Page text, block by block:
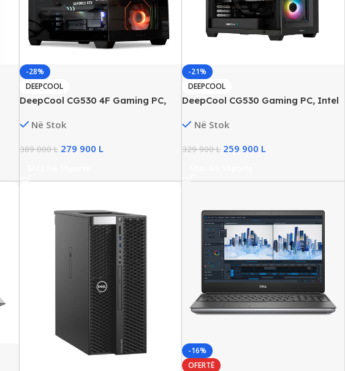
-28%
DEEPCOOL
DeepCool CG530 4F Gaming PC,
SSD NVMe, RTX 5080/16GB, New
Në Stok
389 000L 279 900 L
-21%
DEEPCOOL
DeepCool CG530 Gaming PC, Intel
SSD, RTX 5070Ti/16GB, New
Në Stok
329 900L 259 900 L
-16%
OFERTË